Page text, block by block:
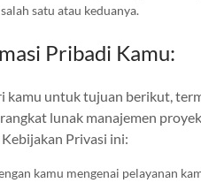
satu atau keduanya.
Pribadi Kamu:
untuk tujuan berikut,
lunak manajemen
Privasi ini:
kamu mengenai pelayanan